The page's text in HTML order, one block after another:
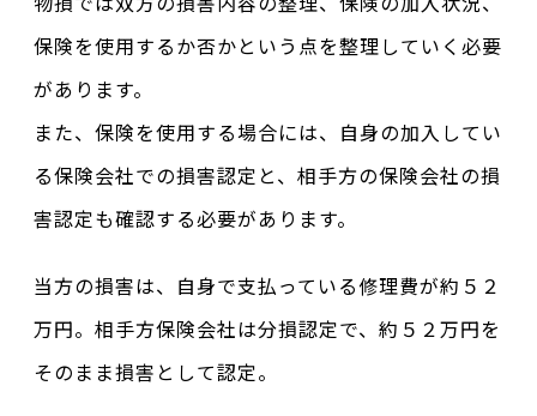
保険を使用するか否かという点を整理していく必要
があります。
また、保険を使用する場合には、自身の加入してい
る保険会社での損害認定と、相手方の保険会社の損
害認定も確認する必要があります。
当方の損害は、自身で支払っている修理費が約５２
万円。相手方保険会社は分損認定で、約５２万円を
そのまま損害として認定。